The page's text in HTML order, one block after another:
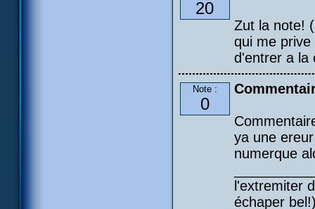
20
Zut la note!
qui me
d'entrer a la
Note :
0
ya une
numerque
l'extremiter
échaper